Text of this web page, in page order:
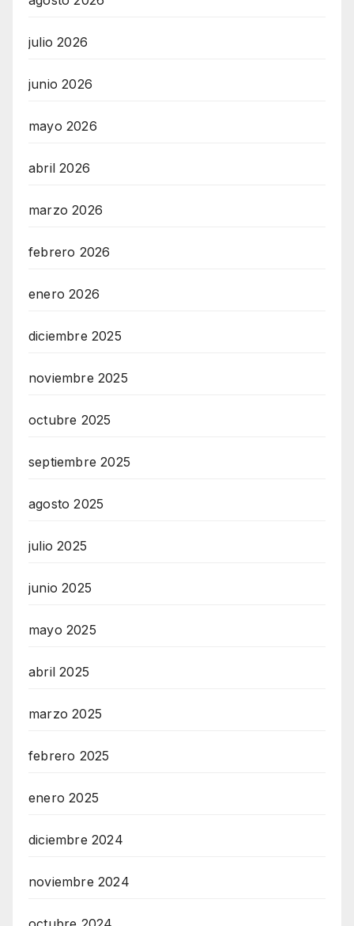
julio 2026
junio 2026
mayo 2026
abril 2026
marzo 2026
febrero 2026
enero 2026
diciembre 2025
noviembre 2025
octubre 2025
septiembre 2025
agosto 2025
julio 2025
junio 2025
mayo 2025
abril 2025
marzo 2025
febrero 2025
enero 2025
diciembre 2024
noviembre 2024